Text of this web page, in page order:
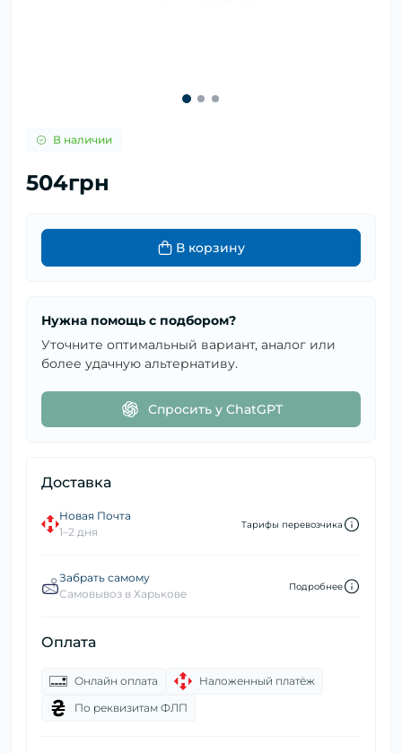
В наличии
504грн
В корзину
Нужна помощь с подбором?
Уточните оптимальный вариант, аналог или
более удачную альтернативу.
Спросить у ChatGPT
Доставка
Новая Почта
1–2 дня
Тарифы перевозчика
Забрать самому
Самовывоз в Харькове
Подробнее
Оплата
Онлайн оплата
Наложенный платёж
По реквизитам ФЛП